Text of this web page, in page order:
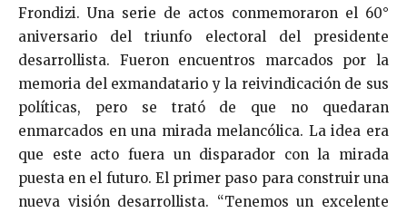
Frondizi. Una serie de actos conmemoraron el 60°
aniversario del triunfo electoral del presidente
desarrollista. Fueron encuentros marcados por la
memoria del exmandatario y la reivindicación de sus
políticas, pero se trató de que no quedaran
enmarcados en una mirada melancólica. La idea era
que este acto fuera un disparador con la mirada
puesta en el futuro. El primer paso para construir una
nueva visión desarrollista. “Tenemos un excelente